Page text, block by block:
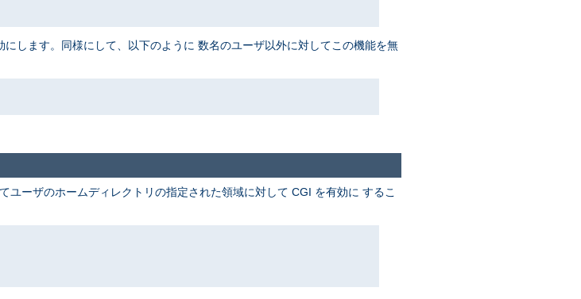
します。同様にして、以下のように 数名のユーザ以外に対してこの機能を無
ユーザのホームディレクトリの指定された領域に対して CGI を有効に するこ